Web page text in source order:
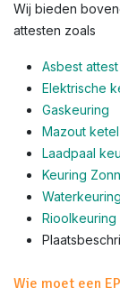
Wij bieden
attesten zoals
Asbest attest
Elektrische
Gaskeuring
Mazout
Laadpaal
Keuring
Waterkeuring
Rioolkeuring
Wie moet een